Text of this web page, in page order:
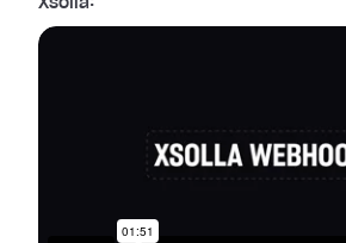
Xsolla: